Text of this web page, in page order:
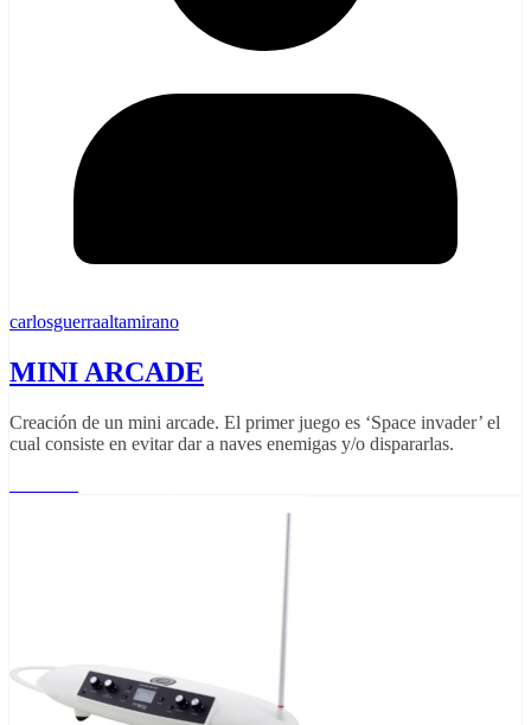
carlosguerraaltamirano
MINI ARCADE
Creación de un mini arcade. El primer juego es ‘Space invader’ el
cual consiste en evitar dar a naves enemigas y/o dispararlas.